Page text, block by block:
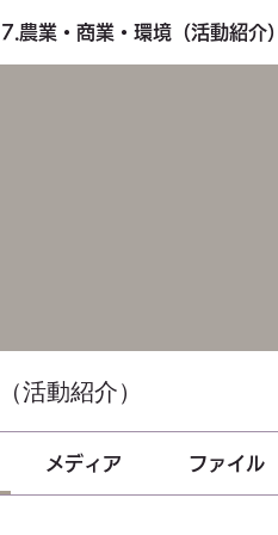
7.農業・商業・環境（活動紹介）
活動紹介）
メディア ファイル